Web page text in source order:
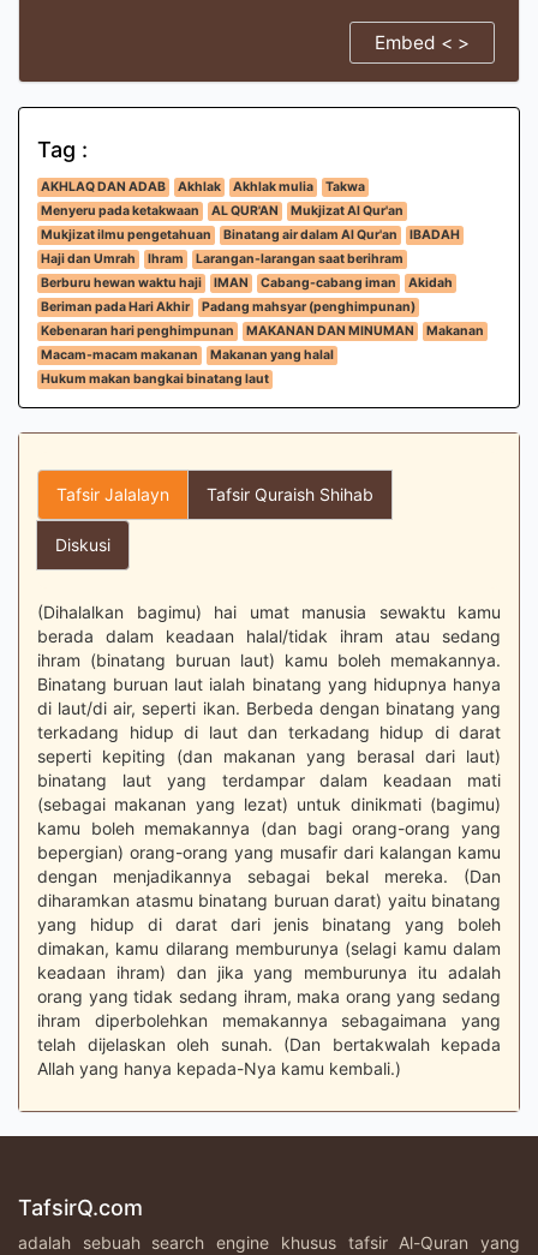
Embed < >
Tag :
AKHLAQ DAN ADAB Akhlak Akhlak mulia
Takwa
Menyeru pada ketakwaan
AL QUR'AN
Mukjizat Al Qur'an
Mukjizat ilmu pengetahuan
Binatang air dalam Al Qur'an
IBADAH
Haji dan Umrah
Ihram
Larangan-larangan saat berihram
Berburu hewan waktu haji
IMAN Cabang-cabang iman
Akidah
Beriman pada Hari Akhir
Padang mahsyar (penghimpunan)
Kebenaran hari penghimpunan
MAKANAN DAN MINUMAN
Makanan
Macam-macam makanan
Makanan yang halal
Hukum makan bangkai binatang laut
Tafsir Jalalayn Tafsir Quraish Shihab
Diskusi
(Dihalalkan bagimu) hai umat manusia sewaktu kamu
berada dalam keadaan halal/tidak ihram atau sedang
ihram (binatang buruan laut) kamu boleh memakannya.
Binatang buruan laut ialah binatang yang hidupnya hanya
di laut/di air, seperti ikan. Berbeda dengan binatang yang
terkadang hidup di laut dan terkadang hidup di darat
seperti kepiting (dan makanan yang berasal dari laut)
binatang laut yang terdampar dalam keadaan mati
(sebagai makanan yang lezat) untuk dinikmati (bagimu)
kamu boleh memakannya (dan bagi orang-orang yang
bepergian) orang-orang yang musafir dari kalangan kamu
dengan menjadikannya sebagai bekal mereka. (Dan
diharamkan atasmu binatang buruan darat) yaitu binatang
yang hidup di darat dari jenis binatang yang boleh
dimakan, kamu dilarang memburunya (selagi kamu dalam
keadaan ihram) dan jika yang memburunya itu adalah
orang yang tidak sedang ihram, maka orang yang sedang
ihram diperbolehkan memakannya sebagaimana yang
telah dijelaskan oleh sunah. (Dan bertakwalah kepada
Allah yang hanya kepada-Nya kamu kembali.)
TafsirQ.com
adalah sebuah search engine khusus tafsir Al-Quran yang